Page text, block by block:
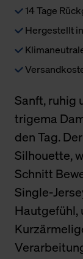
14 Tage
Hergestellt
Sanft, ruhig
trigema
den Tag.
Silhouette,
Schnitt
Single-
Hautgefühl,